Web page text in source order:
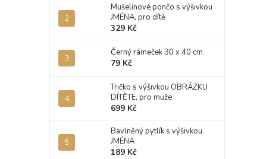
Mušelínové pončo s výšivkou
JMÉNA, pro dítě
329 Kč
Černý rámeček 30 x 40 cm
79 Kč
Tričko s výšivkou OBRÁZKU
DÍTĚTE, pro muže
699 Kč
Bavlněný pytlík s výšivkou
JMÉNA
189 Kč